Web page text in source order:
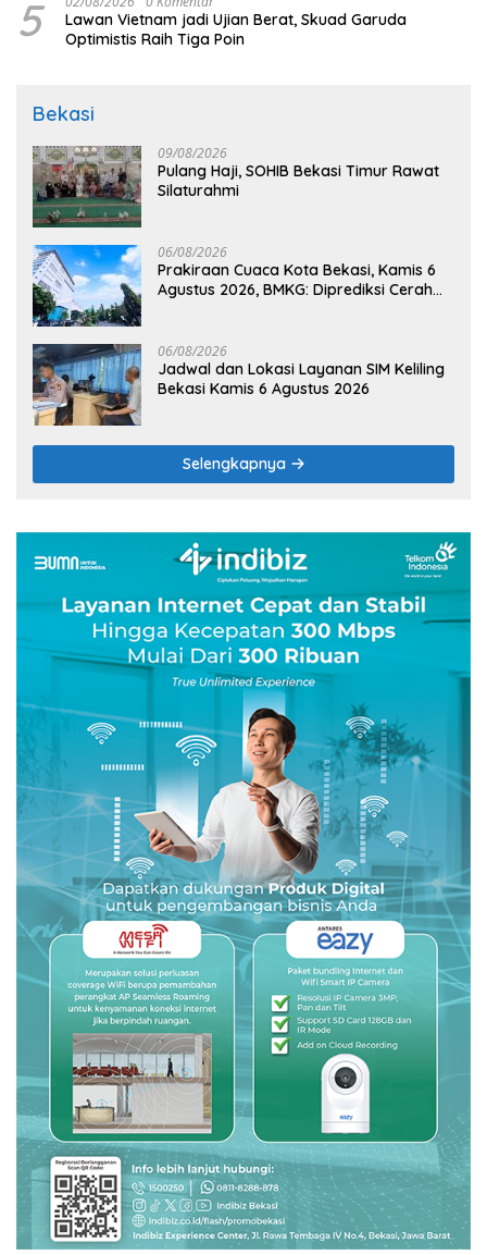
5
Lawan Vietnam jadi Ujian Berat, Skuad Garuda
Optimistis Raih Tiga Poin
Bekasi
09/08/2026
Pulang Haji, SOHIB Bekasi Timur Rawat
Silaturahmi
06/08/2026
Prakiraan Cuaca Kota Bekasi, Kamis 6
Agustus 2026, BMKG: Diprediksi Cerah
06/08/2026
Jadwal dan Lokasi Layanan SIM Keliling
Bekasi Kamis 6 Agustus 2026
Selengkapnya